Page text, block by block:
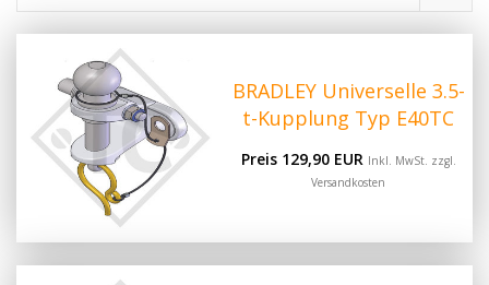
BRADLEY Universelle 3.5-
t-Kupplung Typ E40TC
Preis 129,90 EUR Inkl. MwSt. zzgl.
Versandkosten